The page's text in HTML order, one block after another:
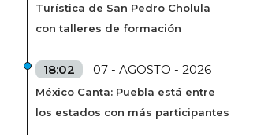
Turística de San Pedro Cholula
con talleres de formación
18:02 07 - AGOSTO - 2026
México Canta: Puebla está entre
los estados con más participantes